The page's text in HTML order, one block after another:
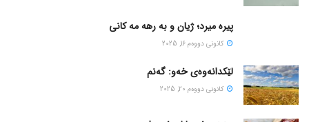
پیره میرد؛ ژیان و به رهه مه کانی
كانونی دووه‌م 16, 2025
لێکدانەوەی خەو: گەنم
كانونی دووه‌م 20, 2025